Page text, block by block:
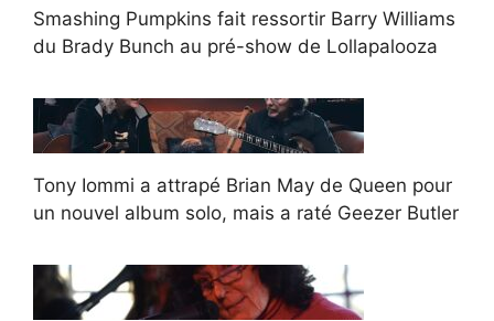
Smashing Pumpkins fait ressortir Barry Williams
du Brady Bunch au pré-show de Lollapalooza
Tony Iommi a attrapé Brian May de Queen pour
un nouvel album solo, mais a raté Geezer Butler